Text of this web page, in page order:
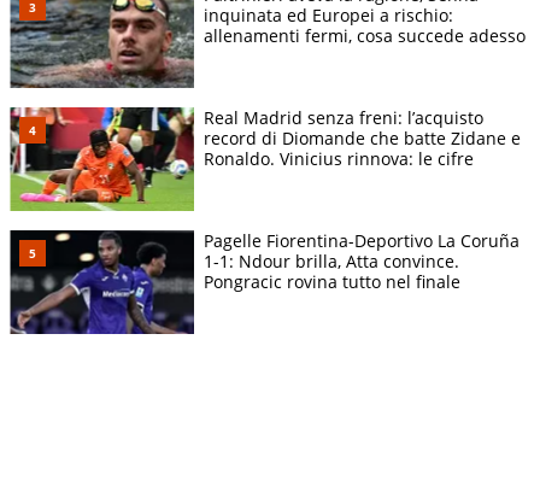
inquinata ed Europei a rischio:
allenamenti fermi, cosa succede adesso
Real Madrid senza freni: l’acquisto
record di Diomande che batte Zidane e
Ronaldo. Vinicius rinnova: le cifre
Pagelle Fiorentina-Deportivo La Coruña
1-1: Ndour brilla, Atta convince.
Pongracic rovina tutto nel finale